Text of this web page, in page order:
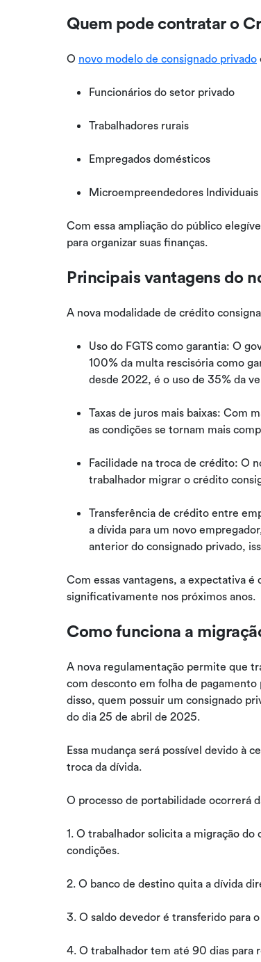
Quem pode contratar o
O novo modelo de consignado privado
Funcionários do setor privado
Trabalhadores rurais
Empregados domésticos
Microempreendedores Individuais
Com essa ampliação do público
para organizar suas finanças.
Principais vantagens do
A nova modalidade de crédito
Uso do FGTS como garantia: O
100% da multa rescisória como
desde 2022, é o uso de 35% da
Taxas de juros mais baixas: Com
as condições se tornam mais
Facilidade na troca de crédito: O
trabalhador migrar o crédito
Transferência de crédito entre
a dívida para um novo
anterior do consignado privado,
Com essas vantagens, a expectativa
significativamente nos próximos anos.
Como funciona a
A nova regulamentação permite que
com desconto em folha de
disso, quem possuir um consignado
do dia 25 de abril de 2025.
Essa mudança será possível devido à
troca da dívida.
O processo de portabilidade ocorrerá
1. O trabalhador solicita a migração
condições.
2. O banco de destino quita a dívida
3. O saldo devedor é transferido para
4. O trabalhador tem até 90 dias para